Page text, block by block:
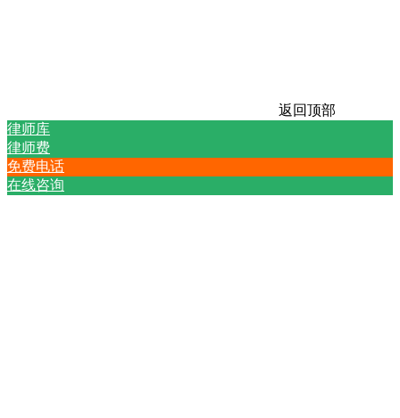
返回顶部
律师库
律师费
免费电话
在线咨询